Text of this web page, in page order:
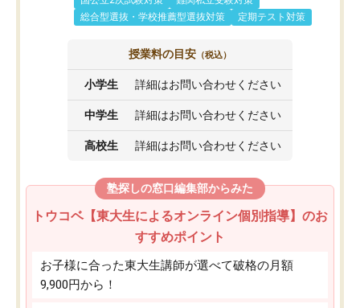
総合型選抜・学校推薦型選抜対策
定期テスト対策
授業料の目安 （税込）
小学生 詳細はお問い合わせください
中学生 詳細はお問い合わせください
高校生 詳細はお問い合わせください
塾探しの窓口編集部からみた
トウコベ【東大生によるオンライン個別指導】のお
すすめポイント
お子様に合った東大生講師が選べて破格の月額
9,900円から！